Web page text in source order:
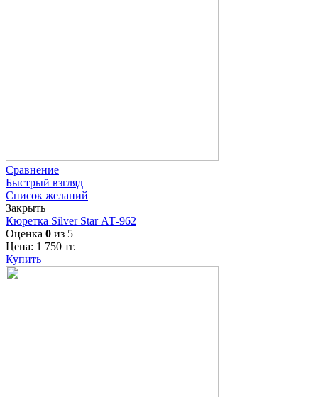
Сравнение
Быстрый взгляд
Список желаний
Закрыть
Кюретка Silver Star АТ-962
Оценка 0 из 5
Цена: 1 750 тг.
Купить